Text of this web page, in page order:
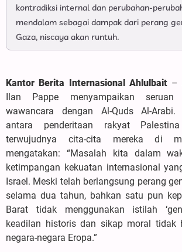
kontradiksi internal dan perubahan-
mendalam sebagai dampak dari perang
Gaza, niscaya akan runtuh.
Kantor Berita Internasional Ahlulbait–
Ilan Pappe menyampaikan seruan
wawancara dengan Al-Quds Al-
antara penderitaan rakyat
terwujudnya cita-cita mereka di
mengatakan: “Masalah kita dalam
ketimpangan kekuatan internasional
Israel. Meski telah berlangsung perang
selama dua tahun, bahkan satu pun
Barat tidak menggunakan istilah
keadilan historis dan sikap moral tidak
negara-negara Eropa.”